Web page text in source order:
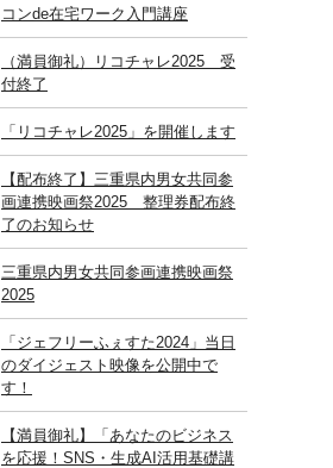
コンde在宅ワーク入門講座
（満員御礼）リコチャレ2025 受
付終了
「リコチャレ2025」を開催します
【配布終了】三重県内男女共同参
画連携映画祭2025 整理券配布終
了のお知らせ
三重県内男女共同参画連携映画祭
2025
「ジェフリーふぇすた2024」当日
のダイジェスト映像を公開中で
す！
【満員御礼】「あなたのビジネス
を応援！SNS・生成AI活用基礎講